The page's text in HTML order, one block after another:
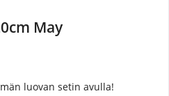
May
luovan setin avulla!